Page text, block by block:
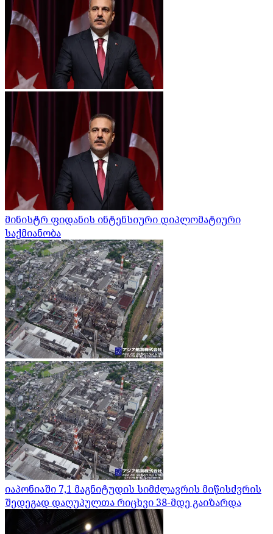
მინისტრ ფიდანის ინტენსიური დიპლომატიური
საქმიანობა
იაპონიაში 7,1 მაგნიტუდის სიმძლავრის მიწისძვრის
შედეგად დაღუპულთა რიცხვი 38-მდე გაიზარდა